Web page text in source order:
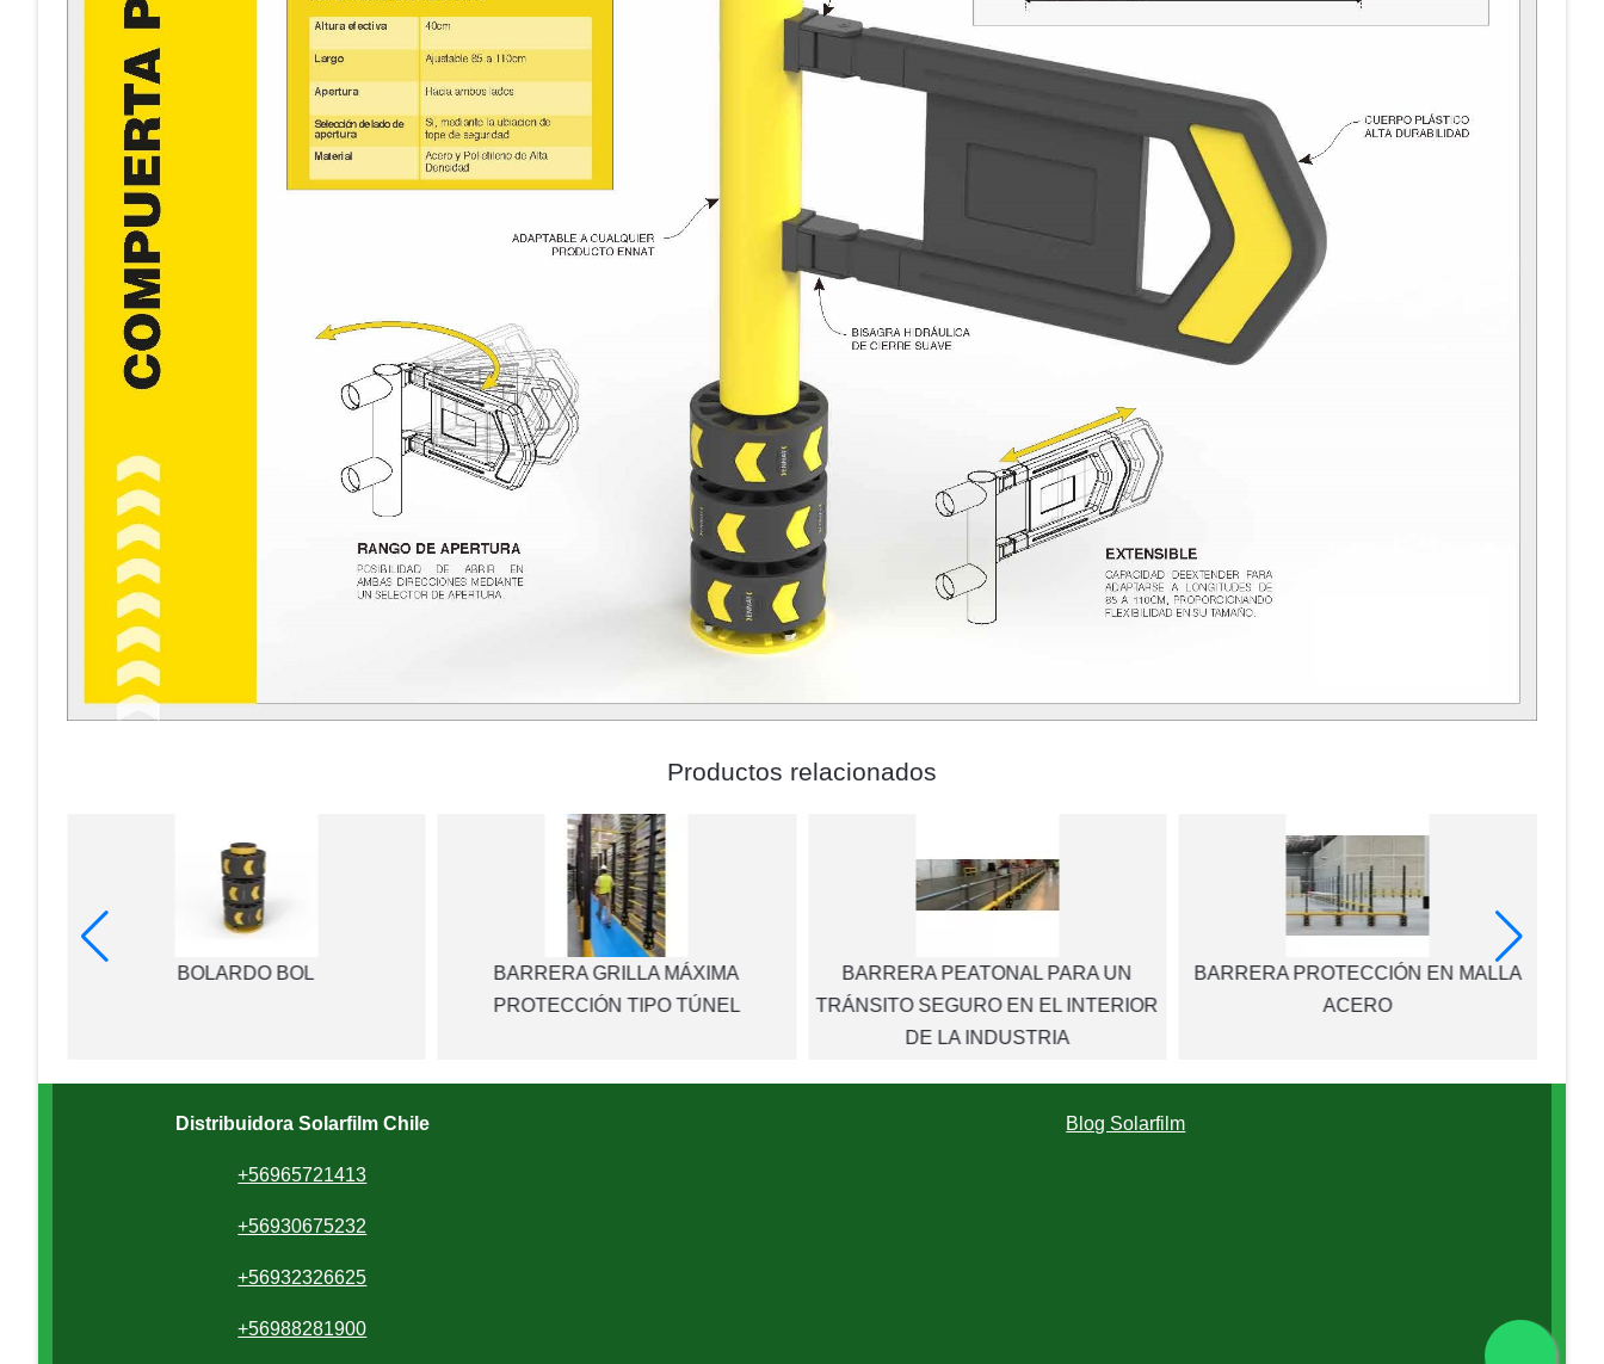
Productos relacionados
BOLARDO BOL
BARRERA GRILLA MÁXIMA
PROTECCIÓN TIPO TÚNEL
BARRERA PEATONAL PARA UN
TRÁNSITO SEGURO EN EL INTERIOR
DE LA INDUSTRIA
BARRERA PROTECCIÓN EN MALLA
ACERO
Distribuidora Solarfilm Chile
+56965721413
+56930675232
+56932326625
+56988281900
Blog Solarfilm